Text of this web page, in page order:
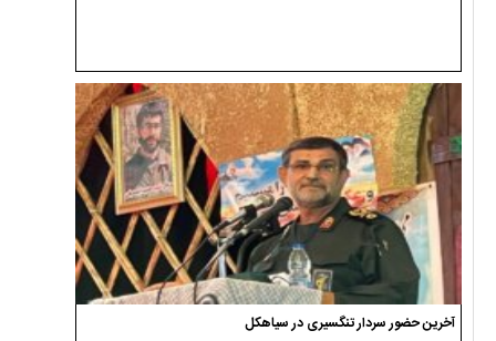
آخرین حضور سردار تنگسیری در سیاهکل